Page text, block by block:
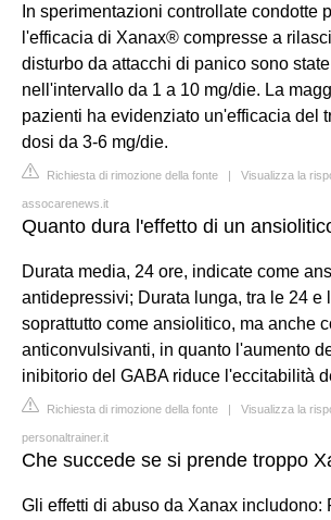
In sperimentazioni controllate condotte
l'efficacia di Xanax® compresse a
disturbo da attacchi di panico sono
nell'intervallo da 1 a 10 mg/die. La
pazienti ha evidenziato un'efficacia del
dosi da 3-6 mg/die.
Richiesta di rimozione della fonte | Visualizza la
assocarenews.it
Quanto dura l'effetto di un
Durata media, 24 ore, indicate come
antidepressivi; Durata lunga, tra le 24 e
soprattutto come ansiolitico, ma anche
anticonvulsivanti, in quanto l'aumento
inibitorio del GABA riduce l'eccitabilità
Richiesta di rimozione della fonte | Visualizza la
personaltrainer.it
Che succede se si prende troppo
Gli effetti di abuso da Xanax includono: